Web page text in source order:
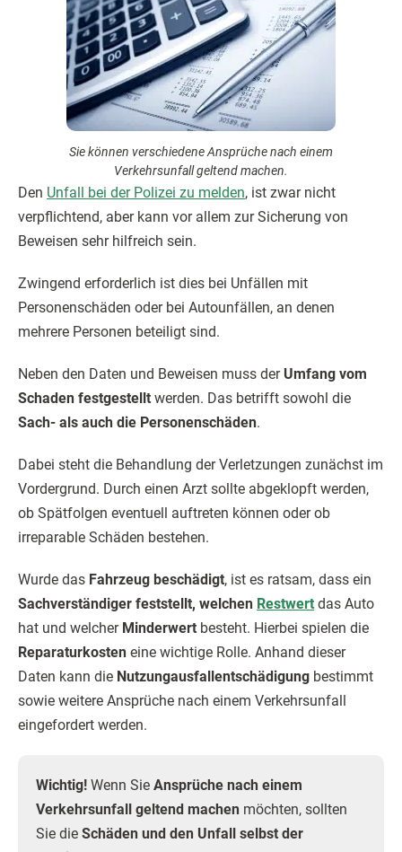
Sie können verschiedene Ansprüche nach einem
Verkehrsunfall geltend machen.
Den Unfall bei der Polizei zu melden, ist zwar nicht
verpflichtend, aber kann vor allem zur Sicherung von
Beweisen sehr hilfreich sein.
Zwingend erforderlich ist dies bei Unfällen mit
Personenschäden oder bei Autounfällen, an denen
mehrere Personen beteiligt sind.
Neben den Daten und Beweisen muss der Umfang vom
Schaden festgestellt werden. Das betrifft sowohl die
Sach- als auch die Personenschäden.
Dabei steht die Behandlung der Verletzungen zunächst im
Vordergrund. Durch einen Arzt sollte abgeklopft werden,
ob Spätfolgen eventuell auftreten können oder ob
irreparable Schäden bestehen.
Wurde das Fahrzeug beschädigt, ist es ratsam, dass ein
Sachverständiger feststellt, welchen Restwert das Auto
hat und welcher Minderwert besteht. Hierbei spielen die
Reparaturkosten eine wichtige Rolle. Anhand dieser
Daten kann die Nutzungausfallentschädigung bestimmt
sowie weitere Ansprüche nach einem Verkehrsunfall
eingefordert werden.
Wichtig! Wenn Sie Ansprüche nach einem
Verkehrsunfall geltend machen möchten, sollten
Sie die Schäden und den Unfall selbst der